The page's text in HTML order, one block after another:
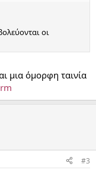
οι
μια όμορφη ταινία
#3